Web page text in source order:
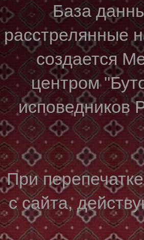
База
расстрелянные
создается
центром
исповедников
При
с сайта,